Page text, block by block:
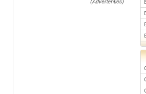
(Advertenties)